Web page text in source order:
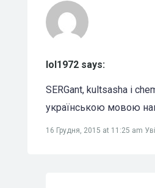
lol1972 says:
SERGant, kultsasha і
українською мовою
16 Грудня, 2015 at 11:25 am